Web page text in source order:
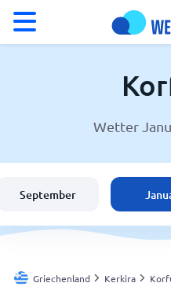
Wetter in Korfu
Schweiz
Deutschland
Wetter
September
Griechenland Kerkira